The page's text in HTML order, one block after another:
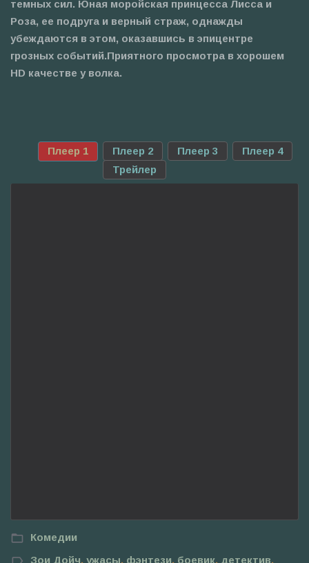
темных сил. Юная моройская принцесса Лисса и
Роза, ее подруга и верный страж, однажды
убеждаются в этом, оказавшись в эпицентре
грозных событий.Приятного просмотра в хорошем
HD качестве у волка.
Плеер 1 Плеер 2 Плеер 3
Плеер 4
Трейлер
Комедии
Зои Дойч, ужасы, фэнтези, боевик, детектив,